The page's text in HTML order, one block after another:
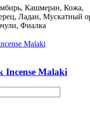
Кашмеран, Кожа,
Ладан, Мускатный
Фиалка
Incense Malaki